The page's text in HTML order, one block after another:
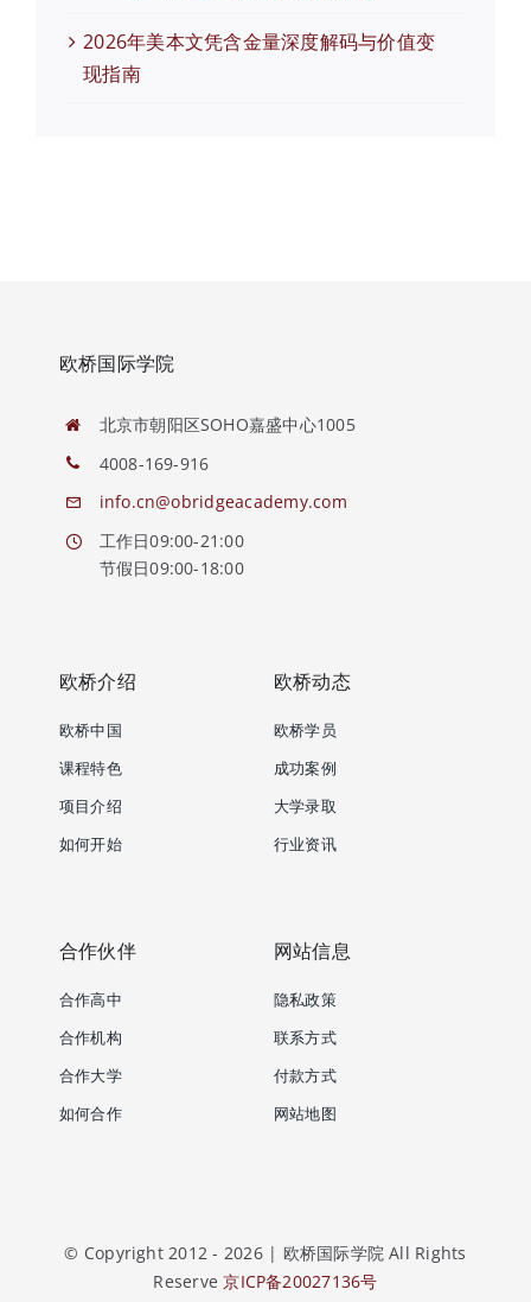
2026年美本文凭含金量深度解码与价值变
现指南
欧桥国际学院
北京市朝阳区SOHO嘉盛中心1005
4008-169-916
info.cn@obridgeacademy.com
工作日09:00-21:00
节假日09:00-18:00
欧桥介绍
欧桥中国
课程特色
项目介绍
如何开始
欧桥动态
欧桥学员
成功案例
大学录取
行业资讯
合作伙伴
合作高中
合作机构
合作大学
如何合作
网站信息
隐私政策
联系方式
付款方式
网站地图
© Copyright 2012 - 2026 | 欧桥国际学院 All Rights
Reserve京ICP备20027136号